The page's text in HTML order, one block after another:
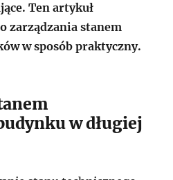
Ten artykuł
zarządzania stanem
w sposób praktyczny.
w długiej